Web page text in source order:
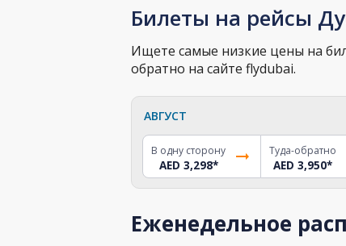
Билеты на рейсы
Ищете самые низкие цены на
обратно на сайте flydubai.
АВГУСТ
В одну сторону
AED 3,298*
Туда-обратно
AED 3,950*
Еженедельное